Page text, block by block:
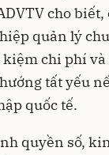
cho
quản lý
chi phí
tất yếu
quốc tế.
quyền số,